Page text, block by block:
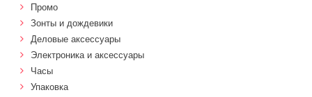
Промо
Зонты и дождевики
Деловые аксессуары
Электроника и аксессуары
Часы
Упаковка